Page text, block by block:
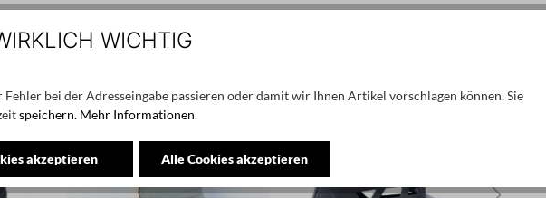
WICHTIG
bei der Adresseingabe passieren oder damit wir Ihnen Artikel vorschlagen können. Sie
speichern. Mehr Informationen.
akzeptieren Alle Cookies akzeptieren